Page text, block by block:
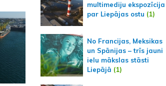
multimediju ekspozīcija
par Liepājas ostu (1)
No Francijas, Meksikas
un Spānijas – trīs jauni
ielu mākslas stāsti
Liepājā (1)